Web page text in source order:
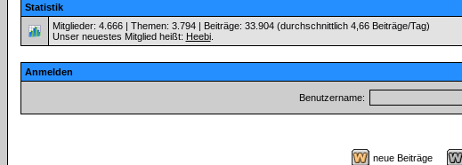
Statistik
Mitglieder: 4.666 | Themen: 3.794 | Beiträge: 33.904 (durchschnittlich 4,66 Beiträge/Tag)
Unser neuestes Mitglied heißt: Heebi.
Anmelden
Benutzername:
neue Beiträge